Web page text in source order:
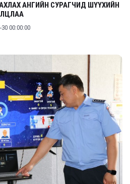
АНГИЙН СУРАГЧИД ШҮҮХИЙН
30 00:00:00